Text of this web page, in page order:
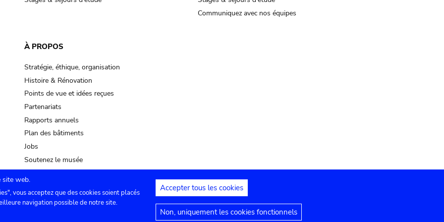
Communiquez avec nos équipes
À PROPOS
Stratégie, éthique, organisation
Histoire & Rénovation
Points de vue et idées reçues
Partenariats
Rapports annuels
Plan des bâtiments
Jobs
Soutenez le musée
Contact Paramètres de confidentialité Mentions juridiques Déclaration d'accessibilité
site web.
vous acceptez que des cookies soient placés
navigation possible de notre site.
Accepter tous les cookies
Non, uniquement les cookies fonctionnels